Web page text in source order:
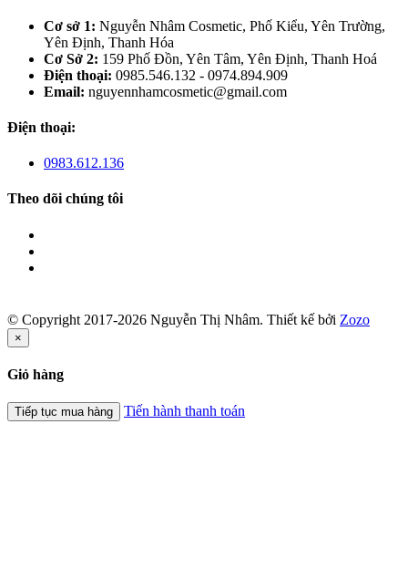
Cơ sở 1: Nguyễn Nhâm Cosmetic, Phố Kiểu, Yên Trường,
Yên Định, Thanh Hóa
Cơ Sở 2: 159 Phố Đồn, Yên Tâm, Yên Định, Thanh Hoá
Điện thoại: 0985.546.132 - 0974.894.909
Email: nguyennhamcosmetic@gmail.com
Điện thoại:
0983.612.136
Theo dõi chúng tôi
© Copyright 2017-2026 Nguyễn Thị Nhâm. Thiết kế bởi Zozo
×
Giỏ hàng
Tiếp tục mua hàng Tiến hành thanh toán